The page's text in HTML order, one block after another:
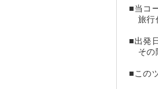
■当コ
旅行
■出発
その
■この